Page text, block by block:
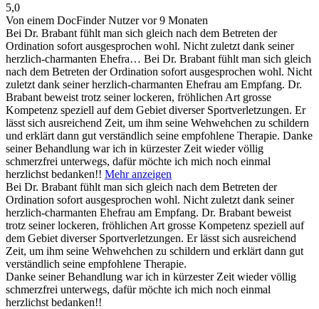
5,0
Von einem DocFinder Nutzervor 9 Monaten
Bei Dr. Brabant fühlt man sich gleich nach dem Betreten der
Ordination sofort ausgesprochen wohl. Nicht zuletzt dank seiner
herzlich-charmanten Ehefra… Bei Dr. Brabant fühlt man sich gleich
nach dem Betreten der Ordination sofort ausgesprochen wohl. Nicht
zuletzt dank seiner herzlich-charmanten Ehefrau am Empfang. Dr.
Brabant beweist trotz seiner lockeren, fröhlichen Art grosse
Kompetenz speziell auf dem Gebiet diverser Sportverletzungen. Er
lässt sich ausreichend Zeit, um ihm seine Wehwehchen zu schildern
und erklärt dann gut verständlich seine empfohlene Therapie. Danke
seiner Behandlung war ich in kürzester Zeit wieder völlig
schmerzfrei unterwegs, dafür möchte ich mich noch einmal
herzlichst bedanken!! Mehr anzeigen
Bei Dr. Brabant fühlt man sich gleich nach dem Betreten der
Ordination sofort ausgesprochen wohl. Nicht zuletzt dank seiner
herzlich-charmanten Ehefrau am Empfang. Dr. Brabant beweist
trotz seiner lockeren, fröhlichen Art grosse Kompetenz speziell auf
dem Gebiet diverser Sportverletzungen. Er lässt sich ausreichend
Zeit, um ihm seine Wehwehchen zu schildern und erklärt dann gut
verständlich seine empfohlene Therapie.
Danke seiner Behandlung war ich in kürzester Zeit wieder völlig
schmerzfrei unterwegs, dafür möchte ich mich noch einmal
herzlichst bedanken!!